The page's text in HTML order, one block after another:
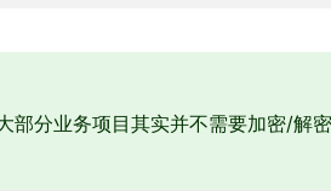
部分业务项目其实并不需要加密/解密